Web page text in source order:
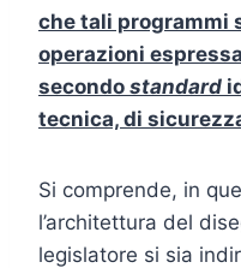
che tali programmi
operazioni
secondo standard
tecnica, di
Si comprende, in
l’architettura del
legislatore si sia